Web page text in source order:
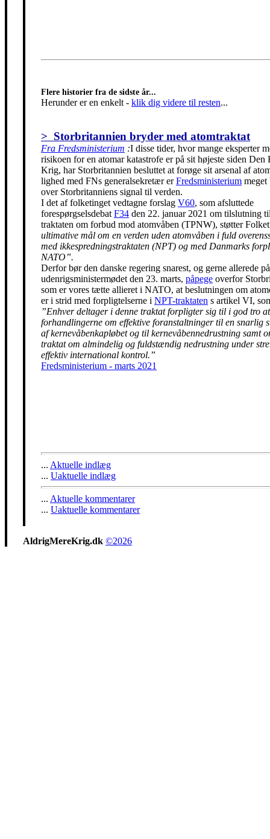
Flere historier fra de sidste år...
Herunder er en enkelt - klik dig videre til resten...
> Storbritannien bryder med atomtraktat
Fra Fredsministerium :I disse tider, hvor mange eksperter
risikoen for en atomar katastrofe er på sit højeste siden Den
Krig, har Storbritannien besluttet at forøge sit arsenal af
lighed med FNs generalsekretær erFredsministerium meget
over Storbritanniens signal til verden.
I det af folketinget vedtagne forslag V60, som afsluttede
forespørgselsdebat F34 den 22. januar 2021 om tilslutning
traktaten om forbud mod atomvåben (TPNW), støtter
ultimative mål om en verden uden atomvåben i fuld
med ikkespredningstraktaten (NPT) og med Danmarks
NATO”.
Derfor bør den danske regering snarest, og gerne allerede på
udenrigsministermødet den 23. marts, påpege overfor
som er vores tætte allieret i NATO, at beslutningen om
er i strid med forpligtelserne i NPT-traktaten s artikel VI,
”Enhver deltager i denne traktat forpligter sig til i god tro
forhandlingerne om effektive foranstaltninger til en snarlig
af kernevåbenkapløbet og til kernevåbennedrustning samt
traktat om almindelig og fuldstændig nedrustning under
effektiv international kontrol.”
Fredsministerium - marts 2021
... Aktuelle indlæg
... Uaktuelle indlæg
... Aktuelle kommentarer
... Uaktuelle kommentarer
AldrigMereKrig.dk ©2026